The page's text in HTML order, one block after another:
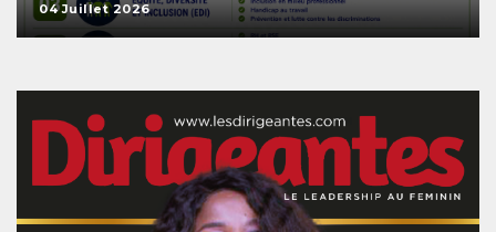
04 Juillet 2026